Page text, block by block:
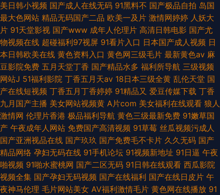
美日韩小视频 国产成人在线无码 91黑料不 国产极品自拍 岛国
最大色网站 精品无码国产二品 欧美一及片 激情网婷婷 人妖大
片 91天堂影视 国产www 成年人伦理片 高清日韩电影 国产尤
物视频在线 超碰福利97视屏 91看片入口 日本国产成人视频 日
本日韩欧美在线 黄色资料入口 黄色网三级毛片 最新黄色av 麻
豆影院免费 五月天堂丁香 国产精品水多 福利所导航 三级视频
网站J 51福利影院 丁香五月天av 18日本三级全黄 乱伦天堂 国
产在线短视频 丁香五月丁香婷婷 91精品又 爱豆传媒下载 丁香
九月国产主播 美女网站视频黄 A片com 美女福利在线观看 狼人
激情网 伦理片香港 极品福利导航 黄色三级最新免费 91嫩草国
产 午夜成年人网站 免费国产高清视频 91草莓 丝瓜视频污成人
国产亚洲视品在线 国产玖玖 国产免费毛不卡片 久久无码 国产
精品网络 孕妇无码在线 91手机论坛 91视频新地址 91日逼 午夜
啪视频 91啪水蜜桃网 国产二区无码 91日韩在线观看 西瓜影院
视频全集 国产孕妇无码视频 国产在线福利 国产在线日皮片 午
夜神马伦理 毛片网站美女 AV福利激情毛片 黄色网在线播放 91